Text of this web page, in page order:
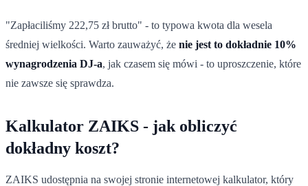
"Zapłaciliśmy 222,75 zł brutto" - to typowa kwota dla wesela
średniej wielkości. Warto zauważyć, że nie jest to dokładnie 10%
wynagrodzenia DJ-a, jak czasem się mówi - to uproszczenie, które
nie zawsze się sprawdza.
Kalkulator ZAIKS - jak obliczyć
dokładny koszt?
ZAIKS udostępnia na swojej stronie internetowej kalkulator, który